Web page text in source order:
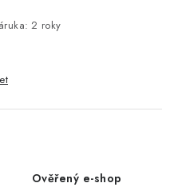
: 2 roky
Ověřený e-shop